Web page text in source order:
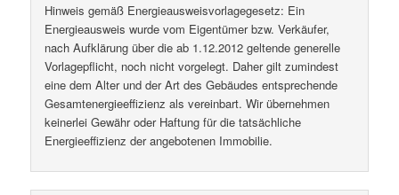
Hinweis gemäß Energieausweisvorlagegesetz: Ein
Energieausweis wurde vom Eigentümer bzw. Verkäufer,
nach Aufklärung über die ab 1.12.2012 geltende generelle
Vorlagepflicht, noch nicht vorgelegt. Daher gilt zumindest
eine dem Alter und der Art des Gebäudes entsprechende
Gesamtenergieeffizienz als vereinbart. Wir übernehmen
keinerlei Gewähr oder Haftung für die tatsächliche
Energieeffizienz der angebotenen Immobilie.